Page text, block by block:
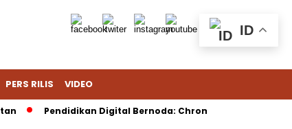
PERS RILIS VIDEO
Pendidikan Digital Bernoda: Chromebook Nadiem
ID